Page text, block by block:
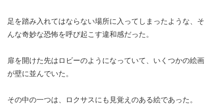
足を踏み入れてはならない場所に入ってしまったような、そ
んな奇妙な恐怖を呼び起こす違和感だった。
扉を開けた先はロビーのようになっていて、いくつかの絵画
が壁に並んでいた。
その中の一つは、ロクサスにも見覚えのある絵であった。